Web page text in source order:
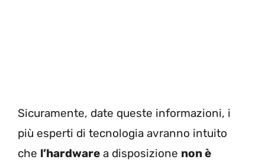
Sicuramente, date queste informazioni, i
più esperti di tecnologia avranno intuito
che l’hardware a disposizione non è